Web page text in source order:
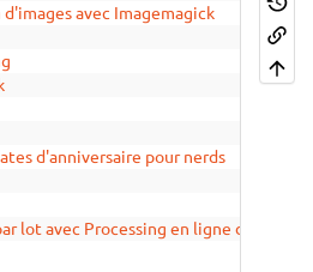
avec Imagemagick
d'anniversaire pour nerds
lot avec Processing en ligne de